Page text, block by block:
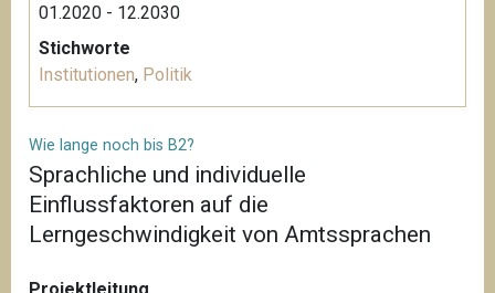
01.2020 - 12.2030
Stichworte
Institutionen, Politik
Wie lange noch bis B2?
Sprachliche und individuelle
Einflussfaktoren auf die
Lerngeschwindigkeit von Amtssprachen